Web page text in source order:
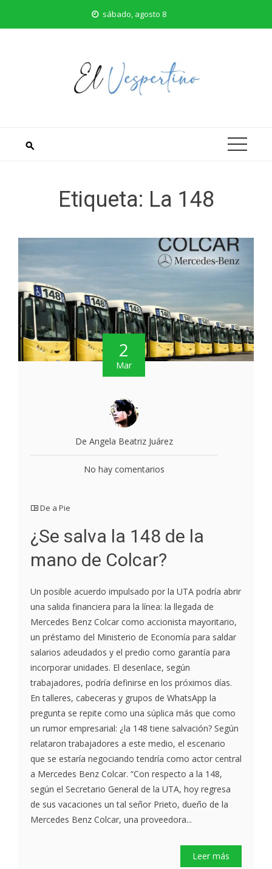
sábado, agosto 8
Etiqueta: La 148
2
Mar
De Angela Beatriz Juárez
No hay comentarios
De a Pie
¿Se salva la 148 de la
mano de Colcar?
Un posible acuerdo impulsado por la UTA podría abrir
una salida financiera para la línea: la llegada de
Mercedes Benz Colcar como accionista mayoritario,
un préstamo del Ministerio de Economía para saldar
salarios adeudados y el predio como garantía para
incorporar unidades. El desenlace, según
trabajadores, podría definirse en los próximos días.
En talleres, cabeceras y grupos de WhatsApp la
pregunta se repite como una súplica más que como
un rumor empresarial: ¿la 148 tiene salvación? Según
relataron trabajadores a este medio, el escenario
que se estaría negociando tendría como actor central
a Mercedes Benz Colcar. “Con respecto a la 148,
según el Secretario General de la UTA, hoy regresa
de sus vacaciones un tal señor Prieto, dueño de la
Mercedes Benz Colcar, una proveedora...
Leer más